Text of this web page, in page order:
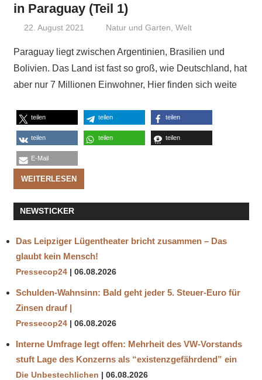
in Paraguay (Teil 1)
22. August 2021 Niki Vogt
Natur und Garten,Welt
Paraguay liegt zwischen Argentinien, Brasilien und
Bolivien. Das Land ist fast so groß, wie Deutschland, hat
aber nur 7 Millionen Einwohner, Hier finden sich weite
teilen teilen teilen
teilen teilen teilen
E-Mail
WEITERLESEN
NEWSTICKER
Das Leipziger Lügentheater bricht zusammen – Das
glaubt kein Mensch!
Pressecop24 06.08.2026
Schulden-Wahnsinn: Bald geht jeder 5. Steuer-Euro für
Zinsen drauf |
Pressecop24 06.08.2026
Interne Umfrage legt offen: Mehrheit des VW-Vorstands
stuft Lage des Konzerns als “existenzgefährdend” ein
Die Unbestechlichen 06.08.2026